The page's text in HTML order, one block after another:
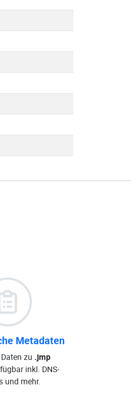
Metadaten
zu .jmp
inkl. DNS-
und mehr.